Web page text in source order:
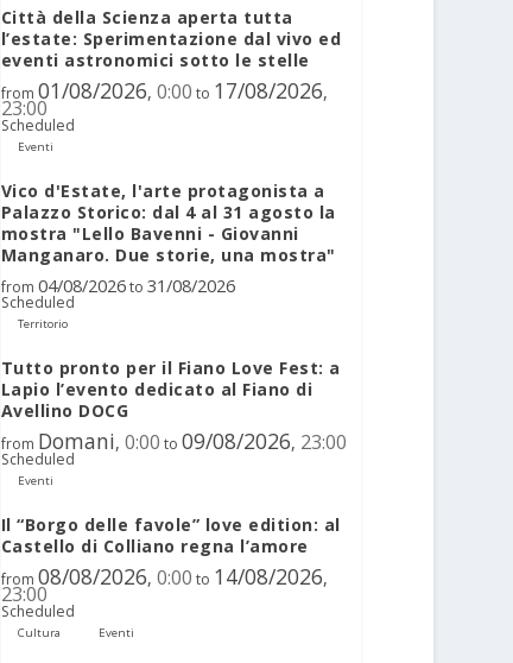
Città della Scienza aperta tutta
l’estate: Sperimentazione dal vivo ed
eventi astronomici sotto le stelle
from 01/08/2026, 0:00 to 17/08/2026,
23:00
Scheduled
Eventi
Vico d'Estate, l'arte protagonista a
Palazzo Storico: dal 4 al 31 agosto la
mostra "Lello Bavenni - Giovanni
Manganaro. Due storie, una mostra"
from 04/08/2026to 31/08/2026
Scheduled
Territorio
Tutto pronto per il Fiano Love Fest: a
Lapio l’evento dedicato al Fiano di
Avellino DOCG
from Domani, 0:00 to 09/08/2026, 23:00
Scheduled
Eventi
Il “Borgo delle favole” love edition: al
Castello di Colliano regna l’amore
from 08/08/2026, 0:00 to 14/08/2026,
23:00
Scheduled
Cultura Eventi